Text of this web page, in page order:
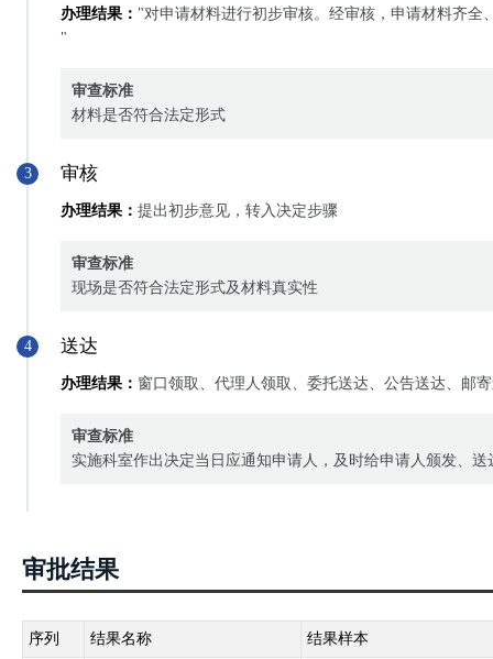
办理结果： "对申请材料进行初步审核。经审核，申请材料齐全
"
审查标准
材料是否符合法定形式
3 审核
办理结果： 提出初步意见，转入决定步骤
审查标准
现场是否符合法定形式及材料真实性
4 送达
办理结果： 窗口领取、代理人领取、委托送达、公告送达、邮
审查标准
实施科室作出决定当日应通知申请人，及时给申请人颁发、
审批结果
序列 结果名称 结果样本